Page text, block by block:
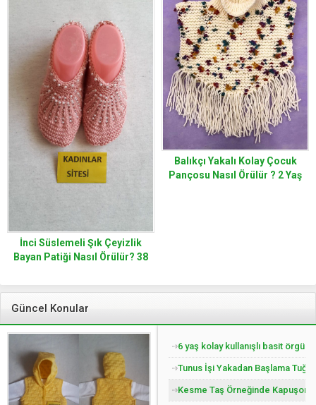
İnci Süslemeli Şık Çeyizlik
Bayan Patiği Nasıl Örülür? 38
Balıkçı Yakalı Kolay Çocuk
Pançosu Nasıl Örülür ? 2 Yaş
Güncel Konular
6 yaş kolay kullanışlı basit örgü
Tunus İşi Yakadan Başlama
Kesme Taş Örneğinde